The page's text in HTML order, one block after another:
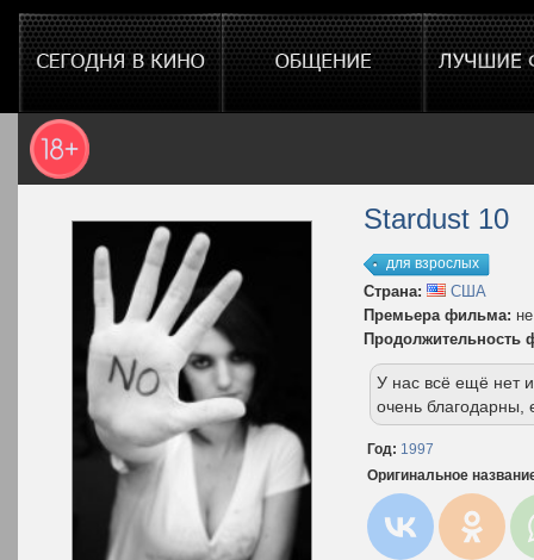
Stardust 10
для взрослых
Страна:
США
Премьера фильма:
Продолжительность
У нас всё ещё нет
очень благодарны,
Год: 1997
Оригинальное